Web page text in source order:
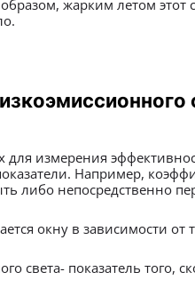
жарким летом
для измерения
Например,
либо непосредственно
окну в зависимости от
света- показатель того,